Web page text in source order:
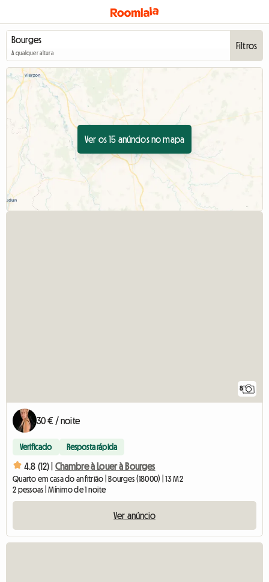
A qualquer altura
Filtros
Ver os 15 anúncios no mapa
8
30 € / noite
Verificado Resposta rápida
4.8 (12) | Chambre à Louer à Bourges
Quarto em casa do anfitrião | Bourges (18000) | 13 M2
2 pessoas | Mínimo de 1 noite
Ver anúncio